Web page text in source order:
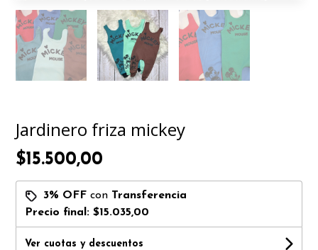
Jardinero friza mickey
$15.500,00
3% OFF con Transferencia
Precio final:$15.035,00
Ver cuotas y descuentos